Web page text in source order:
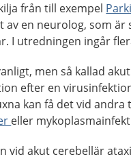
från till exempel
av en neurolog, som
I utredningen ingår
men så kallad
efter en
kan få det vid
eller
vid akut cerebellär